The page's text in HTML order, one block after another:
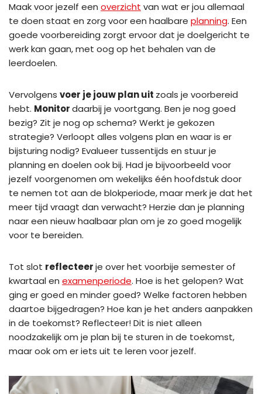
Maak voor jezelf een overzicht van wat er jou allemaal
te doen staat en zorg voor een haalbare planning. Een
goede voorbereiding zorgt ervoor dat je doelgericht te
werk kan gaan, met oog op het behalen van de
leerdoelen.
Vervolgens voer je jouw plan uit zoals je voorbereid
hebt. Monitordaarbij je voortgang. Ben je nog goed
bezig? Zit je nog op schema? Werkt je gekozen
strategie? Verloopt alles volgens plan en waar is er
bijsturing nodig? Evalueer tussentijds en stuur je
planning en doelen ook bij. Had je bijvoorbeeld voor
jezelf voorgenomen om wekelijks één hoofdstuk door
te nemen tot aan de blokperiode, maar merk je dat het
meer tijd vraagt dan verwacht? Herzie dan je planning
naar een nieuw haalbaar plan om je zo goed mogelijk
voor te bereiden.
Tot slot reflecteerje over het voorbije semester of
kwartaal en examenperiode. Hoe is het gelopen? Wat
ging er goed en minder goed? Welke factoren hebben
daartoe bijgedragen? Hoe kan je het anders aanpakken
in de toekomst? Reflecteer! Dit is niet alleen
noodzakelijk om je plan bij te sturen in de toekomst,
maar ook om er iets uit te leren voor jezelf.